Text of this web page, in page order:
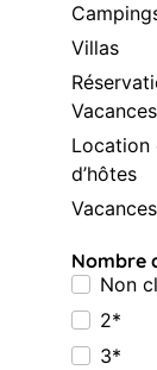
Villas
Location
d’hôtes
Nombre
Non
2*
3*